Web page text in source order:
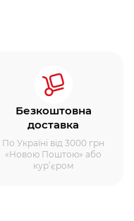
Безкоштовна
доставка
По Україні від 3000 грн
«Новою Поштою» або
кур’єром